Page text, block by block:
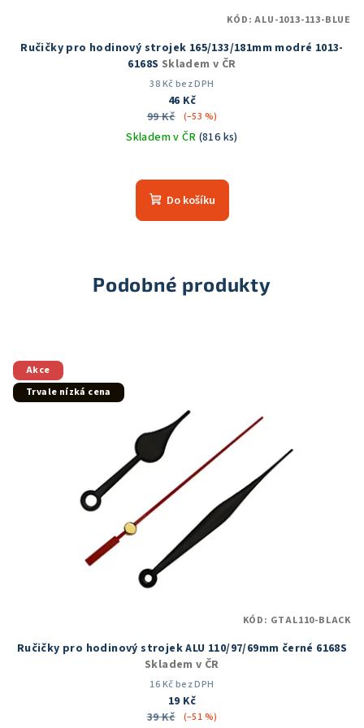
Ručičky pro hodinový strojek 165/133/181mm modré 1013-
6168S Skladem v ČR
38 Kč bez DPH
46 Kč
99 Kč
(–53 %)
Skladem v ČR (816 ks)
Do košíku
KÓD:ALU-1013-113-BLUE
Podobné produkty
Akce
Trvale nízká cena
Ručičky pro hodinový strojek ALU 110/97/69mm černé 6168S
Skladem v ČR
16 Kč bez DPH
19 Kč
39 Kč
(–51 %)
KÓD: GTAL110-BLACK